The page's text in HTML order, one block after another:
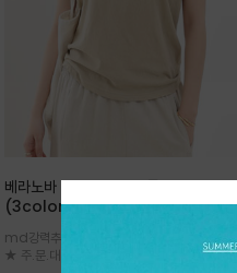
베라노바 심플 VN13 코튼탑
(3color)*썸머 바이오 강연/ 스판 너
더더기 없이 깔끔한 무드가 매력적인
VN13 코튼 티셔츠
md강력추천 2026 신상품 ★한정 대박 세일
★ 주.문.대.폭.주 - 전컬러 인기~순차발송중